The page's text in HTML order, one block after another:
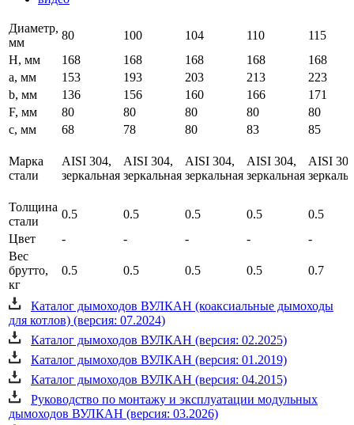
Диаметр,
мм
80 100 104 110
115
H, мм
168 168 168 168
168
a, мм
153 193 203 213
223
b, мм
136 156 160 166
171
F, мм
80 80 80 80
80
c, мм
68 78 80 83 85
Марка
стали
AISI 304,
зеркальная
AISI 304,
зеркальная
AISI 304,
зеркальная
AISI 304,
зеркальная
AISI
Толщина
стали
0.5 0.5 0.5 0.5
0.5
Цвет
- - - -
-
Вес
брутто,
кг
0.5 0.5 0.5 0.5 0.7
Каталог дымоходов ВУЛКАН (коаксиальные дымоходы
для котлов) (версия: 07.2024)
Каталог дымоходов ВУЛКАН (версия: 02.2025)
Каталог дымоходов ВУЛКАН (версия: 01.2019)
Каталог дымоходов ВУЛКАН (версия: 04.2015)
Руководство по монтажу и эксплуатации модульных
дымоходов ВУЛКАН (версия: 03.2026)